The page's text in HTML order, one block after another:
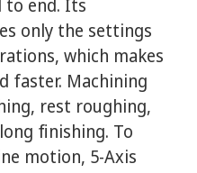
only the settings
which makes
faster. Machining
rest roughing,
finishing. To
motion, 5-Axis